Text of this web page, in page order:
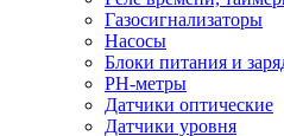
Газосигнализаторы
Насосы
Блоки питания и
PH-метры
Датчики оптические
Датчики уровня